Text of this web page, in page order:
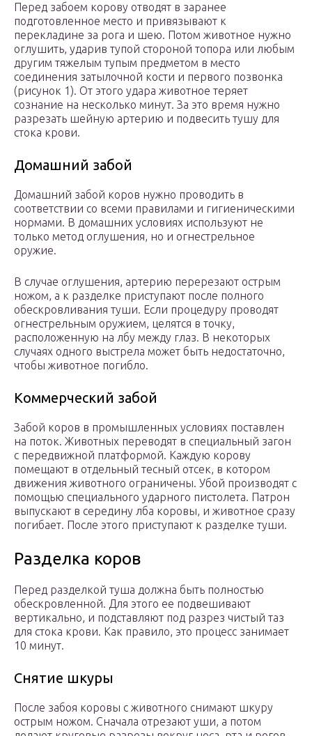
Перед забоем корову отводят в заранее
подготовленное место и привязывают к
перекладине за рога и шею. Потом животное нужно
оглушить, ударив тупой стороной топора или любым
другим тяжелым тупым предметом в место
соединения затылочной кости и первого позвонка
(рисунок 1). От этого удара животное теряет
сознание на несколько минут. За это время нужно
разрезать шейную артерию и подвесить тушу для
стока крови.
Домашний забой
Домашний забой коров нужно проводить в
соответствии со всеми правилами и гигиеническими
нормами. В домашних условиях используют не
только метод оглушения, но и огнестрельное
оружие.
В случае оглушения, артерию перерезают острым
ножом, а к разделке приступают после полного
обескровливания туши. Если процедуру проводят
огнестрельным оружием, целятся в точку,
расположенную на лбу между глаз. В некоторых
случаях одного выстрела может быть недостаточно,
чтобы животное погибло.
Коммерческий забой
Забой коров в промышленных условиях поставлен
на поток. Животных переводят в специальный загон
с передвижной платформой. Каждую корову
помещают в отдельный тесный отсек, в котором
движения животного ограничены. Убой производят с
помощью специального ударного пистолета. Патрон
выпускают в середину лба коровы, и животное сразу
погибает. После этого приступают к разделке туши.
Разделка коров
Перед разделкой туша должна быть полностью
обескровленной. Для этого ее подвешивают
вертикально, и подставляют под разрез чистый таз
для стока крови. Как правило, это процесс занимает
10 минут.
Снятие шкуры
После забоя коровы с животного снимают шкуру
острым ножом. Сначала отрезают уши, а потом